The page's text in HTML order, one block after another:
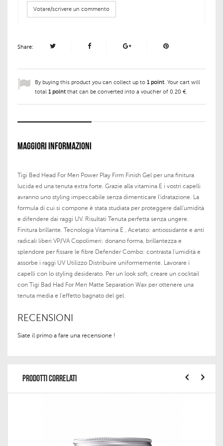
Votare/scrivere un commento
Share:
By buying this product you can collect up to 1point. Your cart will
total 1point that can be converted into a voucher of 0,20 €.
MAGGIORI INFORMAZIONI
Tigi Bed Head For Men Power Play Firm Finish Gel per una finitura
lucida ed una tenuta extra forte. Grazie alla vitamina E i vostri capelli
avranno uno styling impeccabile senza dimenticare l'idratazione. La
formula di cui si compone è stata studiata per proteggere dall'umidità
e difendere dai raggi UV. Risultati Tenuta perfetta senza ungere.
Finitura brillante. Tecnologia Vitamina E , Acetato: antiossidante e anti
radicali liberi VP/VA Copolimeri: donano forma, brillantezza e
splendore per fissare le fibre Defender Combo: contrasta l'umidità e
assorbe i raggi UV Utilizzo Distribuire uniformemente. Lavorare i
capelli con lo styling desiderato. Per un look soft, creare un cocktail
con Tigi Bad Had For Men Matte Separation Wax per ottenere una
tenuta media e l'effetto bagnato del gel.
RECENSIONI
Siate il primo a fare una recensione !
PRODOTTI CORRELATI